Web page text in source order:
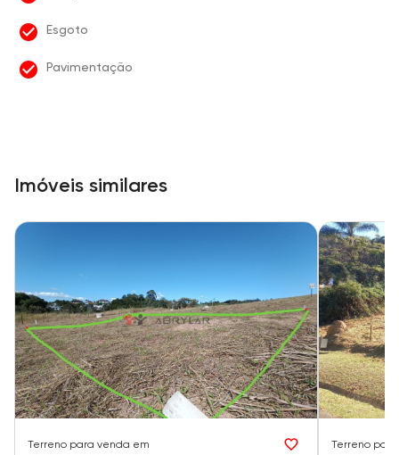
Esgoto
Pavimentação
Imóveis similares
Terreno para venda em Terreno